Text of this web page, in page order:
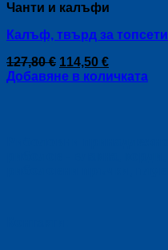
the
product
page
Чанти и калъфи
Кaлъф, твърд за топсети
127,80€ Original
price
114,50 €Текущата
цена
Добавяне в количката